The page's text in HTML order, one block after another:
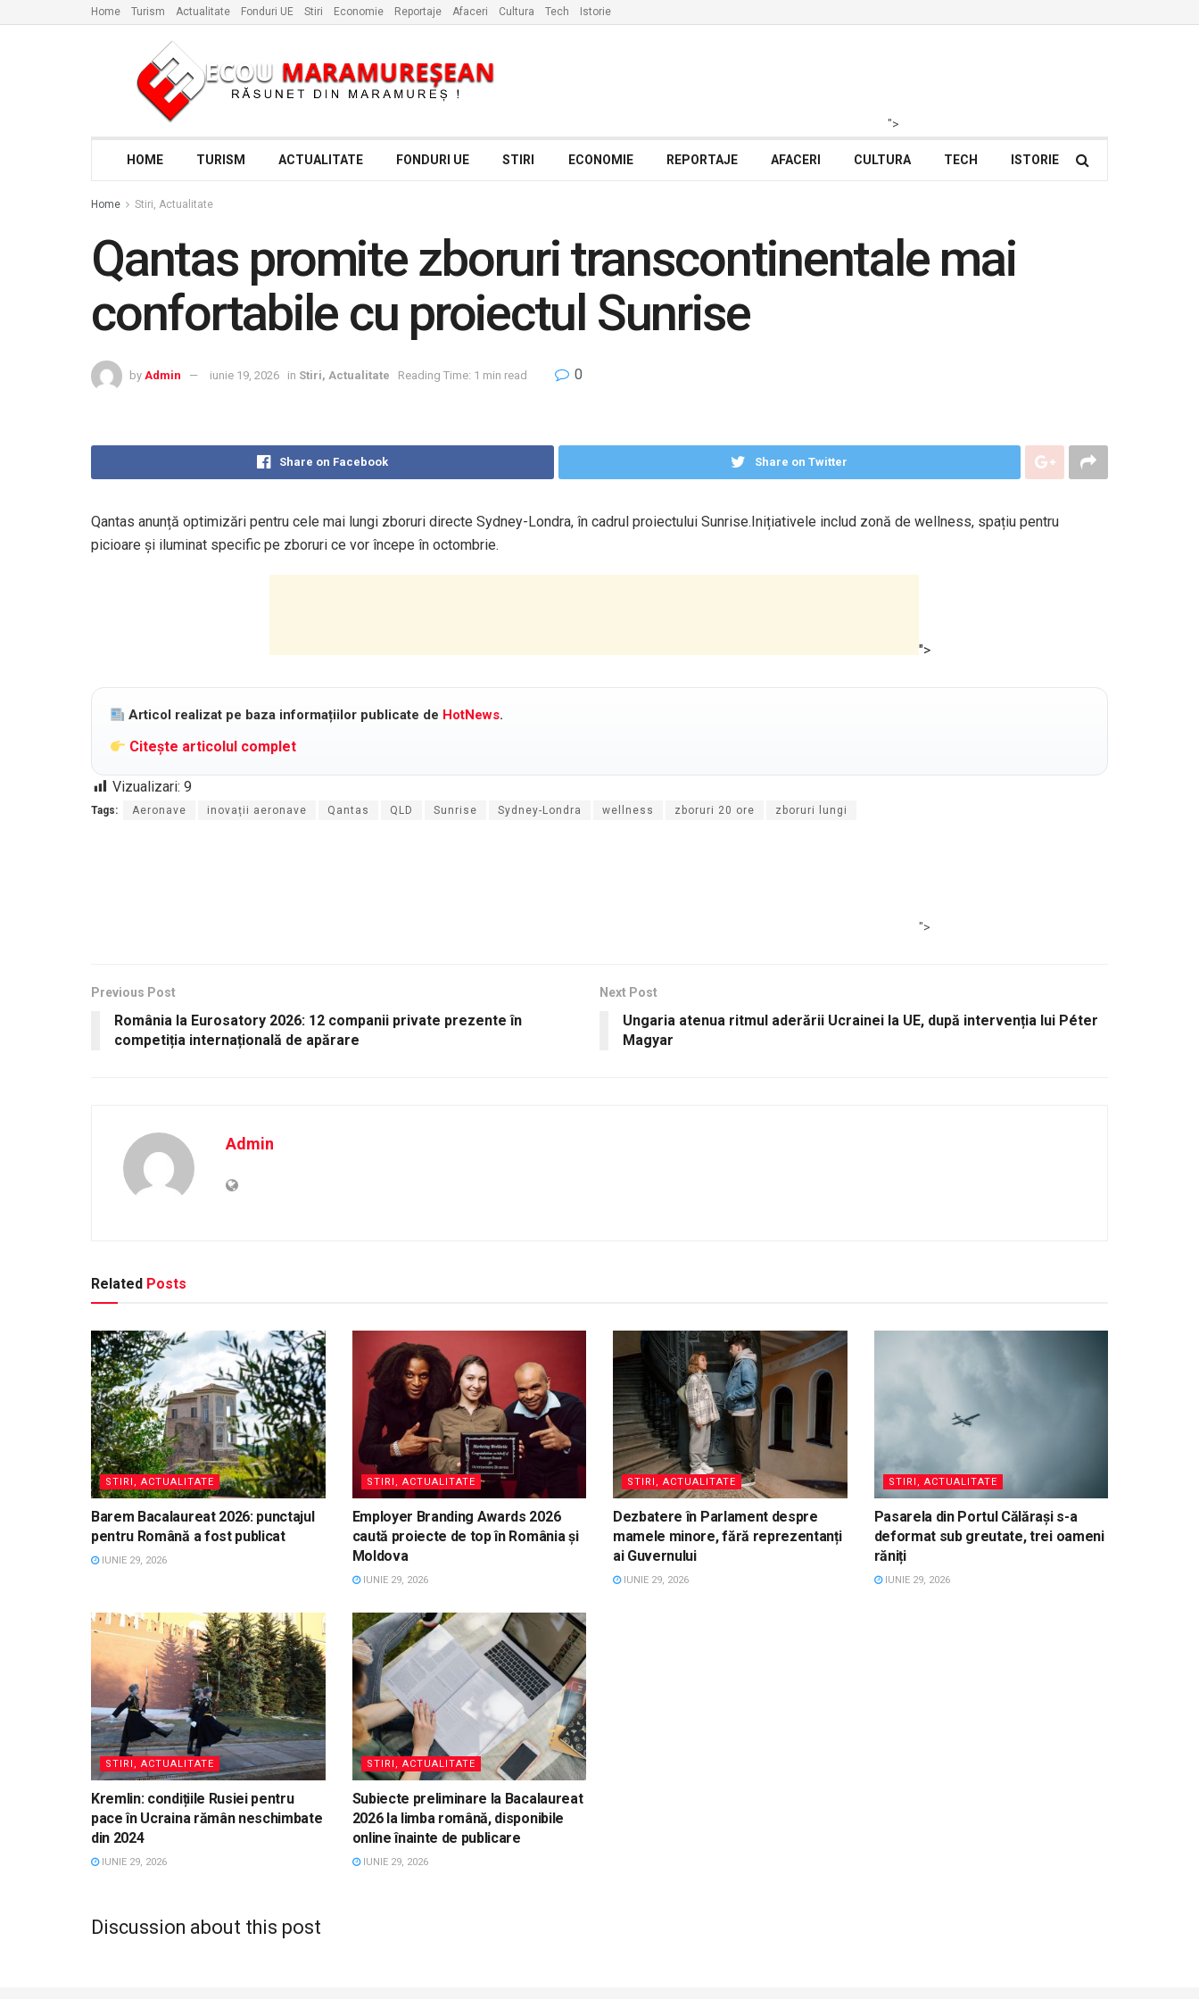
Home Turism Actualitate Fonduri UE Stiri Economie Reportaje Afaceri Cultura Tech Istorie
">
HOME TURISM ACTUALITATE FONDURI UE STIRI ECONOMIE REPORTAJE AFACERI CULTURA TECH ISTORIE
Home Stiri, Actualitate
Qantas promite zboruri transcontinentale mai
confortabile cu proiectul Sunrise
by Admin iunie 19, 2026 in Stiri, Actualitate Reading Time: 1 min read 0
Share on Facebook Share on Twitter
Qantas anunță optimizări pentru cele mai lungi zboruri directe Sydney-Londra, în cadrul proiectului Sunrise.Inițiativele includ zonă de wellness, spațiu pentru
picioare și iluminat specific pe zboruri ce vor începe în octombrie.
">
Articol realizat pe baza informațiilor publicate de HotNews.
Citește articolul complet
Vizualizari: 9
Tags: Aeronave inovații aeronave Qantas QLD Sunrise Sydney-Londra wellness zboruri 20 ore zboruri lungi
">
Previous Post
România la Eurosatory 2026: 12 companii private prezente în
competiția internațională de apărare
Next Post
Ungaria atenua ritmul aderării Ucrainei la UE, după intervenția lui Péter
Magyar
Admin
Related Posts
STIRI, ACTUALITATE
Barem Bacalaureat 2026: punctajul
pentru Română a fost publicat
IUNIE 29, 2026
STIRI, ACTUALITATE
Employer Branding Awards 2026
caută proiecte de top în România și
Moldova
IUNIE 29, 2026
STIRI, ACTUALITATE
Dezbatere în Parlament despre
mamele minore, fără reprezentanți
ai Guvernului
IUNIE 29, 2026
STIRI, ACTUALITATE
Pasarela din Portul Călărași s-a
deformat sub greutate, trei oameni
răniți
IUNIE 29, 2026
STIRI, ACTUALITATE
Kremlin: condițiile Rusiei pentru
pace în Ucraina rămân neschimbate
din 2024
IUNIE 29, 2026
STIRI, ACTUALITATE
Subiecte preliminare la Bacalaureat
2026 la limba română, disponibile
online înainte de publicare
IUNIE 29, 2026
Discussion about this post